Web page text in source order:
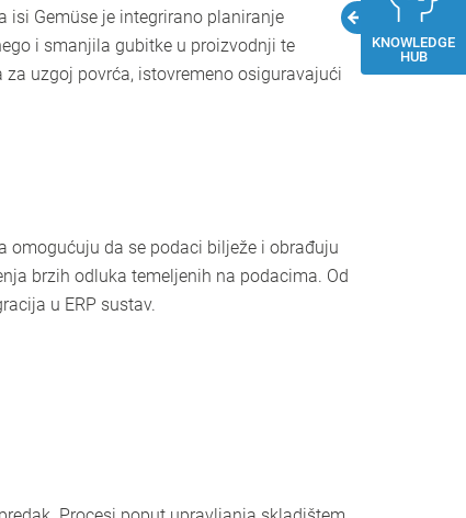
KNOWLEDGE
HUB
isi Gemüse je integrirano planiranje
i smanjila gubitke u proizvodnji te
uzgoj povrća, istovremeno osiguravajući
da se podaci bilježe i obrađuju
brzih odluka temeljenih na podacima. Od
u ERP sustav.